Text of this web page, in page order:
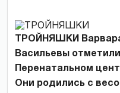
ТРОЙНЯШКИ
Васильевы
Перенатальном
Они родились с